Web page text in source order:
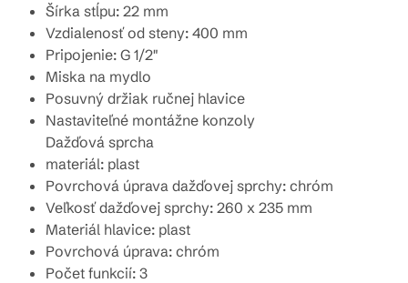
Šírka stĺpu: 22 mm
Vzdialenosť od steny: 400 mm
Pripojenie: G 1/2"
Miska na mydlo
Posuvný držiak ručnej hlavice
Nastaviteľné montážne konzoly
Dažďová sprcha
materiál: plast
Povrchová úprava dažďovej sprchy: chróm
Veľkosť dažďovej sprchy: 260 x 235 mm
Materiál hlavice: plast
Povrchová úprava: chróm
Počet funkcií: 3